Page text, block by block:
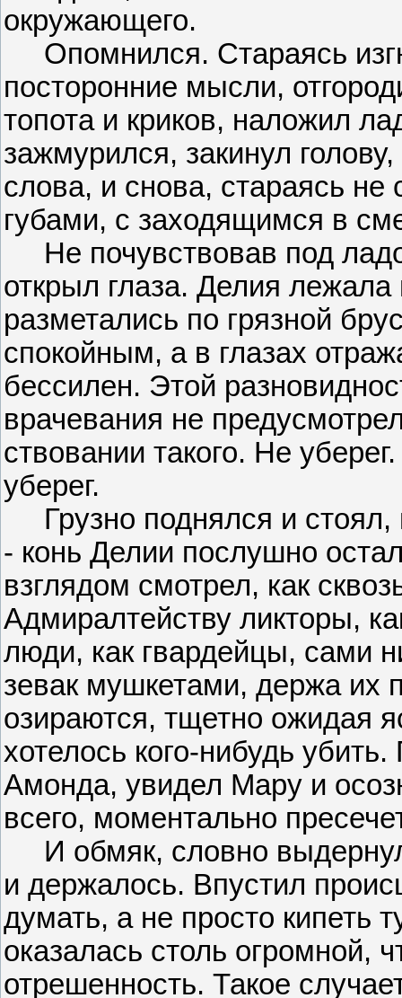
окружающего.
Опомнился. Стараясь
посторонние мысли,
топота и криков, наложил
зажмурился, закинул
слова, и снова, стараясь не
губами, с заходящимся в
Не почувствовав под
открыл глаза. Делия
разметались по грязной
спокойным, а в глазах
бессилен. Этой
врачевания не
ствовании такого. Не
уберег.
Грузно поднялся и стоял,
- конь Делии послушно
взглядом смотрел, как
Адмиралтейству ликторы,
люди, как гвардейцы, сами
зевак мушкетами, держа их
озираются, тщетно ожидая
хотелось кого-нибудь
Амонда, увидел Мару и
всего, моментально
И обмяк, словно
и держалось. Впустил
думать, а не просто кипеть
оказалась столь огромной,
отрешенность. Такое